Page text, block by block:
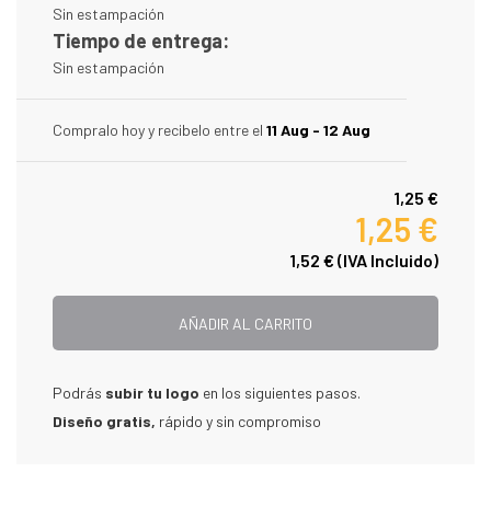
Sin estampación
Tiempo de entrega:
Sin estampación
Compralo hoy y recibelo entre el 11 Aug - 12 Aug
1,25 €
1,25 €
1,52 € (IVA Incluido)
AÑADIR AL CARRITO
Podrás subir tu logo en los siguientes pasos.
Diseño gratis, rápido y sin compromiso